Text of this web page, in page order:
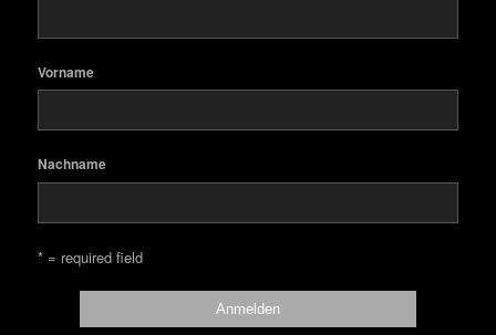
Vorname
Nachname
* = required field